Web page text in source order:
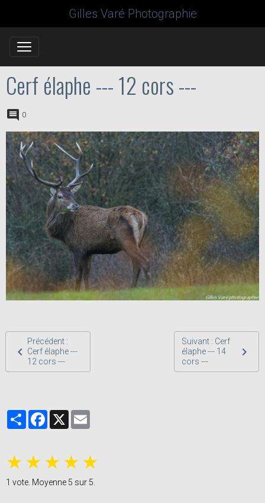
Gilles Varé Photographie
Cerf élaphe --- 12 cors ---
0
Précédent :
Cerf élaphe ---
12 cors ---
Suivant : Cerf
élaphe --- 14
cors ---
PartagerFacebook
★★★★★
1 vote. Moyenne 5 sur 5.